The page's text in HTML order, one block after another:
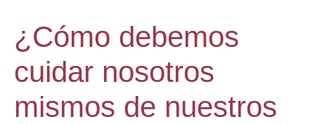
¿Cómo debemos
cuidar nosotros
mismos de nuestros